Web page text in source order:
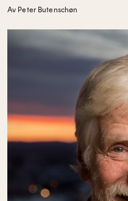
Av Peter Butenschøn